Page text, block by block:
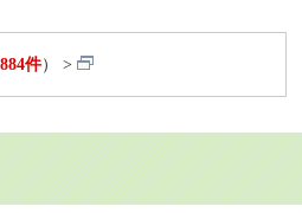
884件）